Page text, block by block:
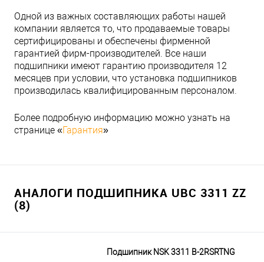
Одной из важных составляющих работы нашей
компании является то, что продаваемые товары
сертифицированы и обеспечены фирменной
гарантией фирм-производителей. Все наши
подшипники имеют гарантию производителя 12
месяцев при условии, что установка подшипников
производилась квалифицированным персоналом.
Более подробную информацию можно узнать на
странице «Гарантия»
АНАЛОГИ ПОДШИПНИКА UBC 3311 ZZ
(8)
Подшипник NSK 3311 B-2RSRTNG